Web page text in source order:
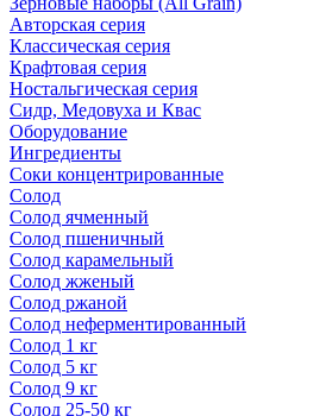
Авторская серия
Классическая серия
Крафтовая серия
Ностальгическая серия
Сидр, Медовуха и Квас
Оборудование
Ингредиенты
Соки концентрированные
Солод
Солод ячменный
Солод пшеничный
Солод карамельный
Солод жженый
Солод ржаной
Солод неферментированный
Солод 1 кг
Солод 5 кг
Солод 9 кг
Солод 25-50 кг